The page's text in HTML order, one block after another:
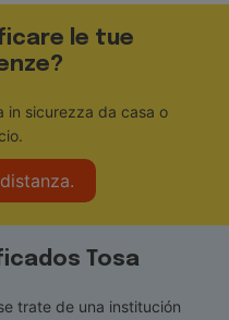
le tue
in sicurezza da casa o
Tosa
trate de una institución